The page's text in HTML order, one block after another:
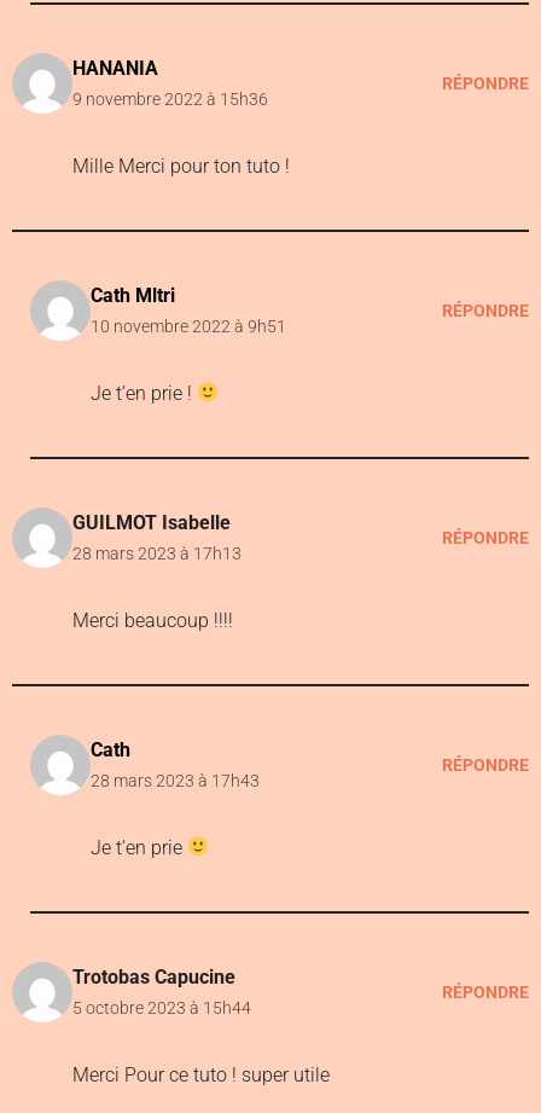
HANANIA
9 novembre 2022 à 15h36
RÉPONDRE
Mille Merci pour ton tuto !
Cath Mltri
10 novembre 2022 à 9h51
RÉPONDRE
Je t’en prie !
GUILMOT Isabelle
28 mars 2023 à 17h13
RÉPONDRE
Merci beaucoup !!!!
Cath
28 mars 2023 à 17h43
RÉPONDRE
Je t’en prie
Trotobas Capucine
5 octobre 2023 à 15h44
RÉPONDRE
Merci Pour ce tuto ! super utile